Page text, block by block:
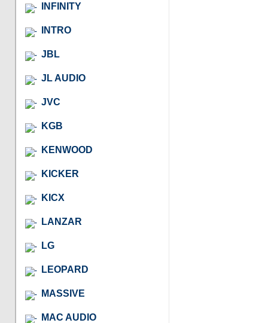
INFINITY
INTRO
JBL
JL AUDIO
JVC
KGB
KENWOOD
KICKER
KICX
LANZAR
LG
LEOPARD
MASSIVE
MAC AUDIO